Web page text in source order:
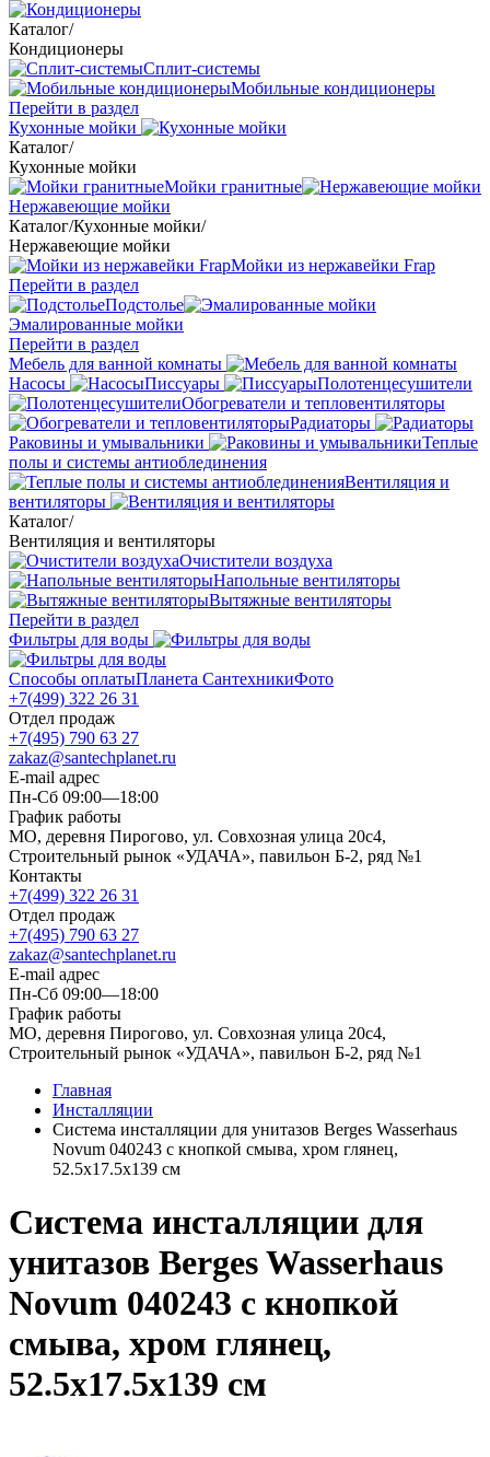
Каталог/
Кондиционеры
Сплит-системы
Мобильные кондиционеры
Перейти в раздел
Кухонные мойки
Каталог/
Кухонные мойки
Мойки гранитные
Нержавеющие мойки
Каталог/Кухонные мойки/
Нержавеющие мойки
Мойки из нержавейки Frap
Перейти в раздел
Подстолье
Эмалированные мойки
Перейти в раздел
Мебель для ванной комнаты
Насосы
Писсуары
Полотенцесушители
Обогреватели и тепловентиляторы
Радиаторы
Раковины и умывальники
Теплые
полы и системы антиоблединения
Вентиляция и
вентиляторы
Каталог/
Вентиляция и вентиляторы
Очистители воздуха
Напольные вентиляторы
Вытяжные вентиляторы
Перейти в раздел
Фильтры для воды
Способы оплатыПланета СантехникиФото
+7(499) 322 26 31
Отдел продаж
+7(495) 790 63 27
zakaz@santechplanet.ru
E-mail адрес
Пн-Сб 09:00—18:00
График работы
МО, деревня Пирогово, ул. Совхозная улица 20с4,
Строительный рынок «УДАЧА», павильон Б-2, ряд №1
Контакты
+7(499) 322 26 31
Отдел продаж
+7(495) 790 63 27
zakaz@santechplanet.ru
E-mail адрес
Пн-Сб 09:00—18:00
График работы
МО, деревня Пирогово, ул. Совхозная улица 20с4,
Строительный рынок «УДАЧА», павильон Б-2, ряд №1
Главная
Инсталляции
Система инсталляции для унитазов Berges Wasserhaus
Novum 040243 с кнопкой смыва, хром глянец,
52.5x17.5x139 см
Система инсталляции для
унитазов Berges Wasserhaus
Novum 040243 с кнопкой
смыва, хром глянец,
52.5x17.5x139 см